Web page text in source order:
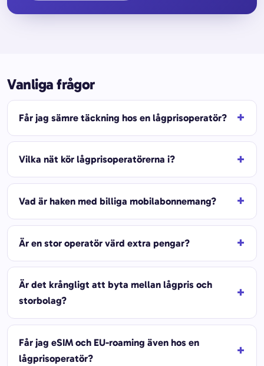
Vanliga frågor
Får jag sämre täckning hos en lågprisoperatör?
Vilka nät kör lågprisoperatörerna i?
Vad är haken med billiga mobilabonnemang?
Är en stor operatör värd extra pengar?
Är det krångligt att byta mellan lågpris och
storbolag?
Får jag eSIM och EU-roaming även hos en
lågprisoperatör?